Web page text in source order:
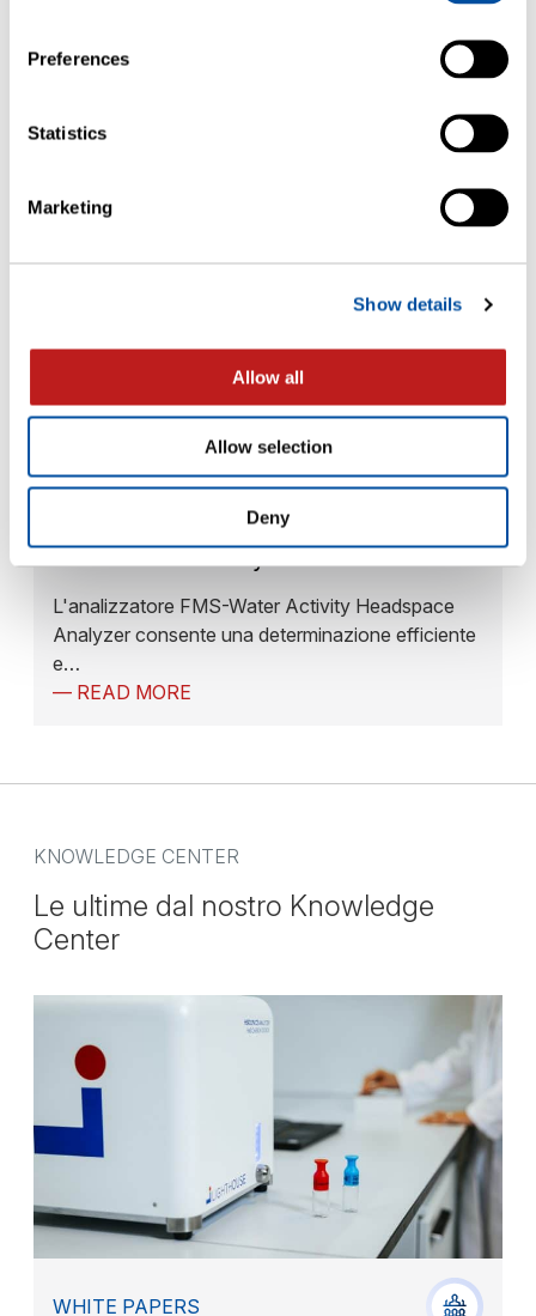
Preferences
Statistics
Marketing
Show details
Allow all
Allow selection
Deny
Leasing strumentale
La nostra opzione di leasing flessibile permette di
noleggiare sistemi…
FMS-Water Activity
L'analizzatore FMS-Water Activity Headspace
Analyzer consente una determinazione efficiente
e…
— READ MORE
KNOWLEDGE CENTER
Le ultime dal nostro Knowledge
Center
WHITE PAPERS